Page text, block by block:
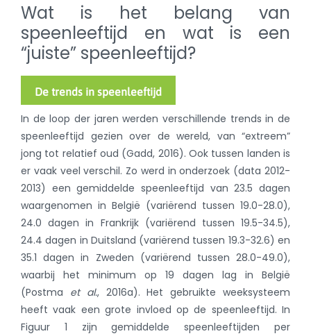
Wat is het belang van
speenleeftijd en wat is een
“juiste” speenleeftijd?
De trends in speenleeftijd
In de loop der jaren werden verschillende trends in de
speenleeftijd gezien over de wereld, van “extreem”
jong tot relatief oud (Gadd, 2016). Ook tussen landen is
er vaak veel verschil. Zo werd in onderzoek (data 2012-
2013) een gemiddelde speenleeftijd van 23.5 dagen
waargenomen in België (variërend tussen 19.0-28.0),
24.0 dagen in Frankrijk (variërend tussen 19.5-34.5),
24.4 dagen in Duitsland (variërend tussen 19.3-32.6) en
35.1 dagen in Zweden (variërend tussen 28.0-49.0),
waarbij het minimum op 19 dagen lag in België
(Postma et al., 2016a). Het gebruikte weeksysteem
heeft vaak een grote invloed op de speenleeftijd. In
Figuur 1 zijn gemiddelde speenleeftijden per